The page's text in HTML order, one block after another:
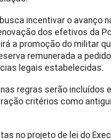
incentivar o avanço
dos efetivos da
a promoção do militar
remunerada a
legais estabelecidas.
regras serão incluídos
critérios como
no projeto de lei do